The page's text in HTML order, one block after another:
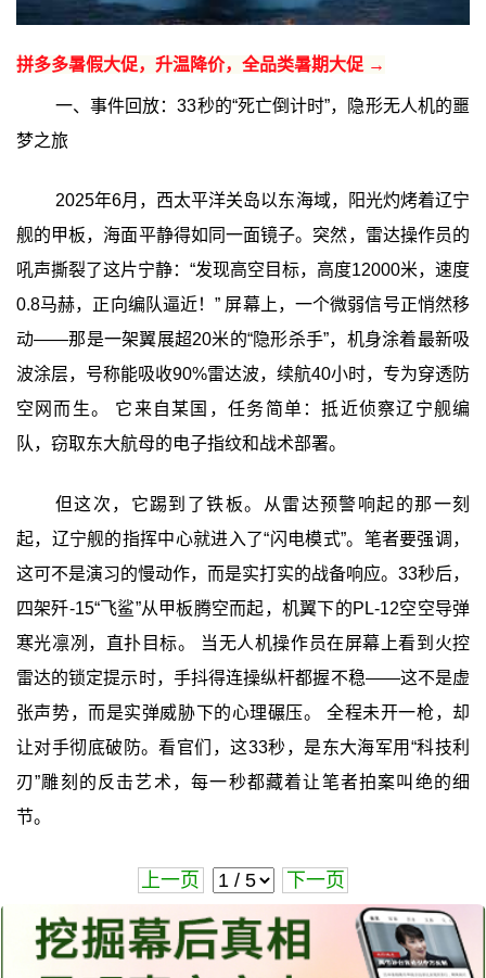
拼多多暑假大促，升温降价，全品类暑期大促 →
一、事件回放：33秒的“死亡倒计时”，隐形无人机的噩
梦之旅
2025年6月，西太平洋关岛以东海域，阳光灼烤着辽宁
舰的甲板，海面平静得如同一面镜子。突然，雷达操作员的
吼声撕裂了这片宁静：“发现高空目标，高度12000米，速度
0.8马赫，正向编队逼近！” 屏幕上，一个微弱信号正悄然移
动——那是一架翼展超20米的“隐形杀手”，机身涂着最新吸
波涂层，号称能吸收90%雷达波，续航40小时，专为穿透防
空网而生。 它来自某国，任务简单：抵近侦察辽宁舰编
队，窃取东大航母的电子指纹和战术部署。
但这次，它踢到了铁板。从雷达预警响起的那一刻
起，辽宁舰的指挥中心就进入了“闪电模式”。笔者要强调，
这可不是演习的慢动作，而是实打实的战备响应。33秒后，
四架歼-15“飞鲨”从甲板腾空而起，机翼下的PL-12空空导弹
寒光凛冽，直扑目标。 当无人机操作员在屏幕上看到火控
雷达的锁定提示时，手抖得连操纵杆都握不稳——这不是虚
张声势，而是实弹威胁下的心理碾压。 全程未开一枪，却
让对手彻底破防。看官们，这33秒，是东大海军用“科技利
刃”雕刻的反击艺术，每一秒都藏着让笔者拍案叫绝的细
节。
上一页 下一页